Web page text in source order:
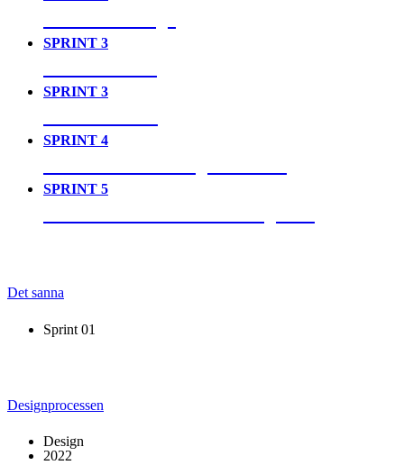
SPRINT 3
SPRINT 3
SPRINT 4
SPRINT 5
Det sanna
Sprint 01
Designprocessen
Design
2022